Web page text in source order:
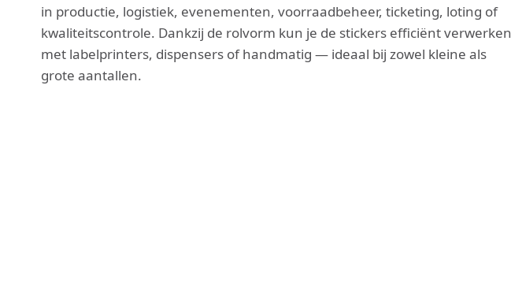
in productie, logistiek, evenementen, voorraadbeheer, ticketing, loting of
kwaliteitscontrole. Dankzij de rolvorm kun je de stickers efficiënt verwerken
met labelprinters, dispensers of handmatig — ideaal bij zowel kleine als
grote aantallen.